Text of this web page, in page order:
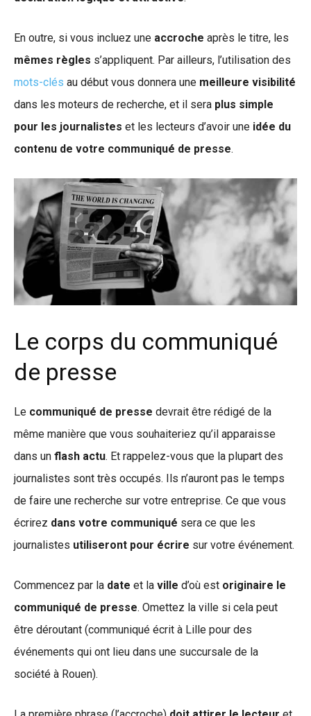
En outre, si vous incluez une accroche après le titre, les
mêmes règles s’appliquent. Par ailleurs, l’utilisation des
mots-clés au début vous donnera une meilleure visibilité
dans les moteurs de recherche, et il sera plus simple
pour les journalistes et les lecteurs d’avoir une idée du
contenu de votre communiqué de presse.
Le corps du communiqué
de presse
Le communiqué de presse devrait être rédigé de la
même manière que vous souhaiteriez qu’il apparaisse
dans un flash actu. Et rappelez-vous que la plupart des
journalistes sont très occupés. Ils n’auront pas le temps
de faire une recherche sur votre entreprise. Ce que vous
écrirez dans votre communiqué sera ce que les
journalistes utiliseront pour écrire sur votre événement.
Commencez par la date et la ville d’où est originaire le
communiqué de presse. Omettez la ville si cela peut
être déroutant (communiqué écrit à Lille pour des
événements qui ont lieu dans une succursale de la
société à Rouen).